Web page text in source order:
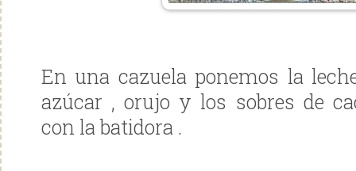
En una cazuela ponemos la
azúcar , orujo y los sobres de
con la batidora .